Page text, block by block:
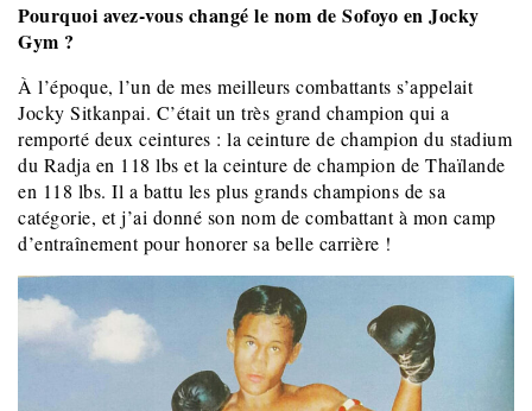
Pourquoi avez-vous changé le nom de Sofoyo en Jocky
Gym ?
À l’époque, l’un de mes meilleurs combattants s’appelait
Jocky Sitkanpai. C’était un très grand champion qui a
remporté deux ceintures : la ceinture de champion du stadium
du Radja en 118 lbs et la ceinture de champion de Thaïlande
en 118 lbs. Il a battu les plus grands champions de sa
catégorie, et j’ai donné son nom de combattant à mon camp
d’entraînement pour honorer sa belle carrière !